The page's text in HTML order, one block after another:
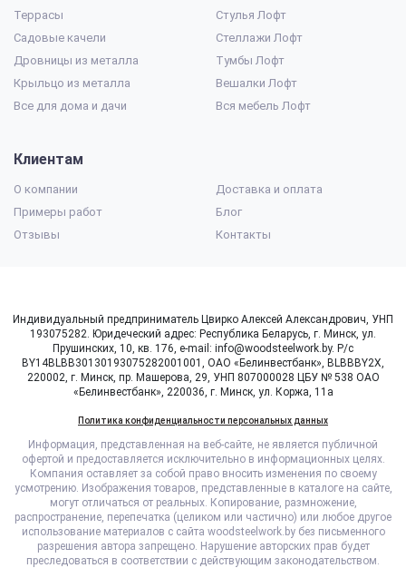
Террасы
Садовые качели
Дровницы из металла
Крыльцо из металла
Все для дома и дачи
Стулья Лофт
Стеллажи Лофт
Тумбы Лофт
Вешалки Лофт
Вся мебель Лофт
Клиентам
О компании
Доставка и оплата
Примеры работ
Блог
Отзывы
Контакты
Индивидуальный предприниматель Цвирко Алексей Александрович, УНП
193075282. Юридеческий адрес: Республика Беларусь, г. Минск, ул.
Прушинских, 10, кв. 176, e-mail: info@woodsteelwork.by. Р/с
BY14BLBB30130193075282001001, ОАО «Белинвестбанк», BLBBBY2X,
220002, г. Минск, пр. Машерова, 29, УНП 807000028 ЦБУ № 538 ОАО
«Белинвестбанк», 220036, г. Минск, ул. Коржа, 11а
Политика конфиденциальности персональных данных
Информация, представленная на веб-сайте, не является публичной
офертой и предоставляется исключительно в информационных целях.
Компания оставляет за собой право вносить изменения по своему
усмотрению. Изображения товаров, представленные в каталоге на сайте,
могут отличаться от реальных. Копирование, размножение,
распространение, перепечатка (целиком или частично) или любое другое
использование материалов с сайта woodsteelwork.by без письменного
разрешения автора запрещено. Нарушение авторских прав будет
преследоваться в соответствии с действующим законодательством.